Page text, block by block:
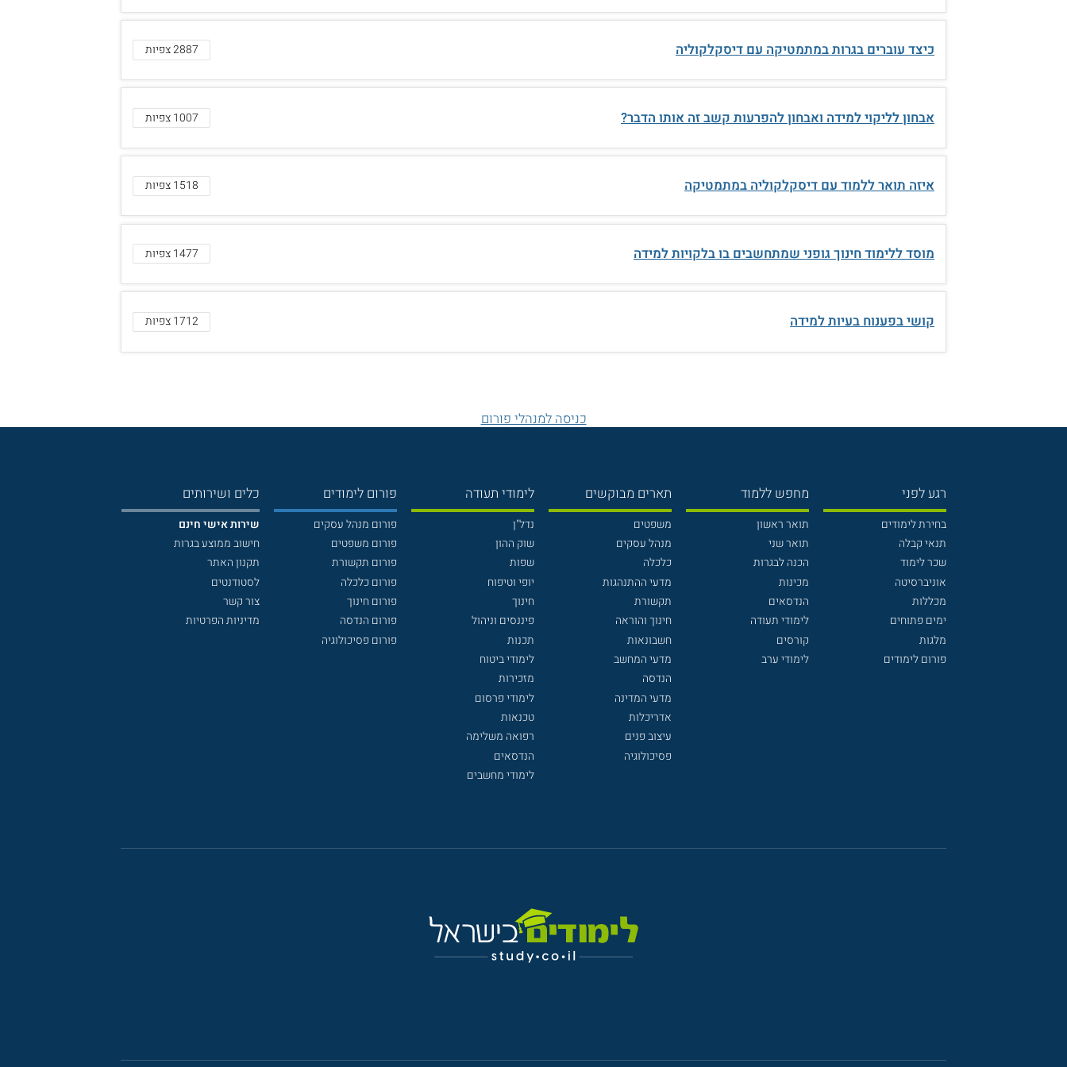
כיצד עוברים בגרות במתמטיקה עם דיסקלקוליה 2887 צפיות
אבחון לליקוי למידה ואבחון להפרעות קשב זה אותו הדבר? 1007 צפיות
איזה תואר ללמוד עם דיסקלקוליה במתמטיקה 1518 צפיות
מוסד ללימוד חינוך גופני שמתחשבים בו בלקויות למידה 1477 צפיות
קושי בפענוח בעיות למידה 1712 צפיות
כניסה למנהלי פורום
רגע לפני
בחירת לימודים
תנאי קבלה
שכר לימוד
אוניברסיטה
מכללות
ימים פתוחים
מלגות
פורום לימודים
מחפש ללמוד
תואר ראשון
תואר שני
הכנה לבגרות
מכינות
הנדסאים
לימודי תעודה
קורסים
לימודי ערב
תארים מבוקשים
משפטים
מנהל עסקים
כלכלה
מדעי ההתנהגות
תקשורת
חינוך והוראה
חשבונאות
מדעי המחשב
הנדסה
מדעי המדינה
אדריכלות
עיצוב פנים
פסיכולוגיה
לימודי תעודה
נדל"ן
שוק ההון
שפות
יופי וטיפוח
חינוך
פיננסים וניהול
תכנות
לימודי ביטוח
מזכירות
לימודי פרסום
טכנאות
רפואה משלימה
הנדסאים
לימודי מחשבים
פורום לימודים
פורום מנהל עסקים
פורום משפטים
פורום תקשורת
פורום כלכלה
פורום חינוך
פורום הנדסה
פורום פסיכולוגיה
כלים ושירותים
שירות אישי חינם
חישוב ממוצע בגרות
תקנון האתר
לסטודנטים
צור קשר
מדיניות הפרטיות